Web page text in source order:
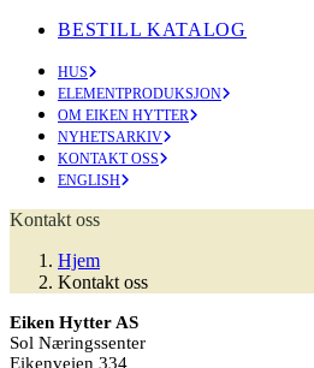
BESTILL KATALOG
HUS
ELEMENTPRODUKSJON
OM EIKEN HYTTER
NYHETSARKIV
KONTAKT OSS
ENGLISH
Kontakt oss
Hjem
Kontakt oss
Eiken Hytter AS
Sol Næringssenter
Eikenveien 334